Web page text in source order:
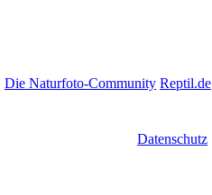
Die Naturfoto-Community Reptil.de
Datenschutz